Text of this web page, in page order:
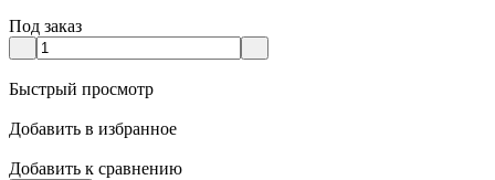
Под заказ
Быстрый просмотр
Добавить в избранное
Добавить к сравнению